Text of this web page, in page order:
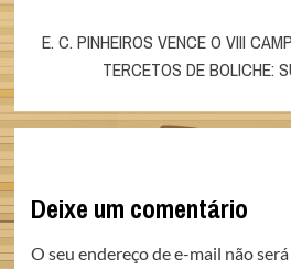
E. C. PINHEIROS VENCE O VIII
TERCETOS DE BOLICHE:
Deixe um comentário
O seu endereço de e-mail não